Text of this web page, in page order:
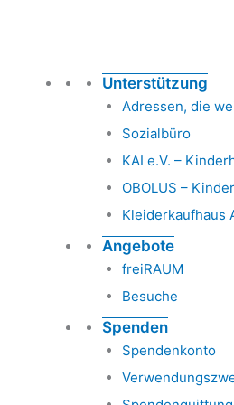
Unterstützung
Adressen, die
Sozialbüro
KAI e.V. –
OBOLUS –
Kleiderkaufhaus
Angebote
freiRAUM
Besuche
Spenden
Spendenkonto